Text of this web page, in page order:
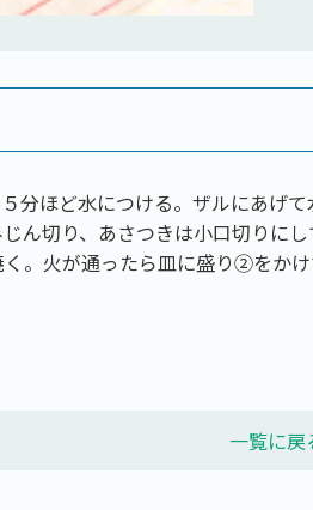
ほど水につける。ザルにあげて
切り、あさつきは小口切りにし
。火が通ったら皿に盛り②をかけ
一覧に戻